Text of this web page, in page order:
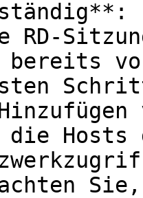
RD-
bereits
Hosts